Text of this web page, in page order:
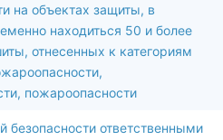
на объектах защиты, в
находиться 50 и более
отнесенных к категориям
пожароопасности
безопасности ответственными